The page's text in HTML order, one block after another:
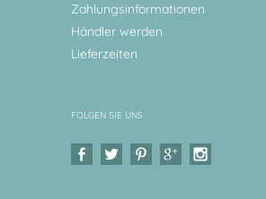
Zahlungsinformationen
Händler werden
Lieferzeiten
FOLGEN SIE UNS